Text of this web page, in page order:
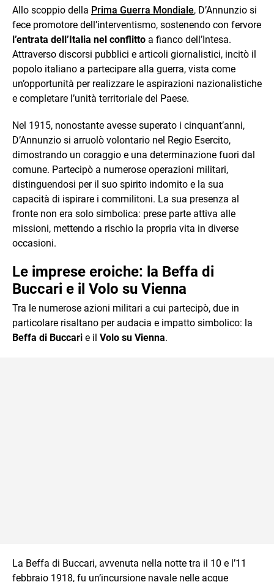
Allo scoppio della Prima Guerra Mondiale, D’Annunzio si
fece promotore dell’interventismo, sostenendo con fervore
l’entrata dell’Italia nel conflitto a fianco dell’Intesa.
Attraverso discorsi pubblici e articoli giornalistici, incitò il
popolo italiano a partecipare alla guerra, vista come
un’opportunità per realizzare le aspirazioni nazionalistiche
e completare l’unità territoriale del Paese.
Nel 1915, nonostante avesse superato i cinquant’anni,
D’Annunzio si arruolò volontario nel Regio Esercito,
dimostrando un coraggio e una determinazione fuori dal
comune. Partecipò a numerose operazioni militari,
distinguendosi per il suo spirito indomito e la sua
capacità di ispirare i commilitoni. La sua presenza al
fronte non era solo simbolica: prese parte attiva alle
missioni, mettendo a rischio la propria vita in diverse
occasioni.
Le imprese eroiche: la Beffa di
Buccari e il Volo su Vienna
Tra le numerose azioni militari a cui partecipò, due in
particolare risaltano per audacia e impatto simbolico: la
Beffa di Buccari e il Volo su Vienna.
La Beffa di Buccari, avvenuta nella notte tra il 10 e l’11
febbraio 1918, fu un’incursione navale nelle acque